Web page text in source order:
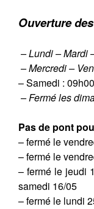
Ouverture
– Lundi – Mardi
– Mercredi –
– Samedi :
– Fermé les
Pas de pont
– fermé le
– fermé le
– fermé le jeudi
samedi 16/05
– fermé le lundi